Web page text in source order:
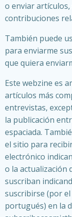
o enviar
contribuciones
También puede
para enviarme
que quiera
Este webzine es
artículos más
entrevistas,
la publicación
espaciada.
el sitio para
electrónico
o la actualización
suscriban
suscribirse (por
portugués) en la